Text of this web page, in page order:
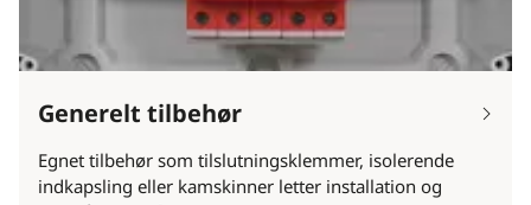
Generelt tilbehør
Egnet tilbehør som tilslutningsklemmer, isolerende
indkapsling eller kamskinner letter installation og